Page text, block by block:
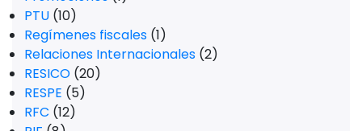
PTU (10)
Regímenes fiscales (1)
Relaciones Internacionales (2)
RESICO (20)
RESPE (5)
RFC (12)